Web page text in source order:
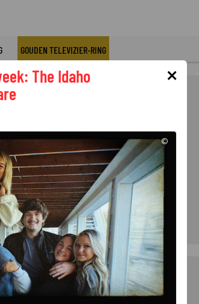
GOUDEN TELEVIZIER-RING
×
The Idaho
©